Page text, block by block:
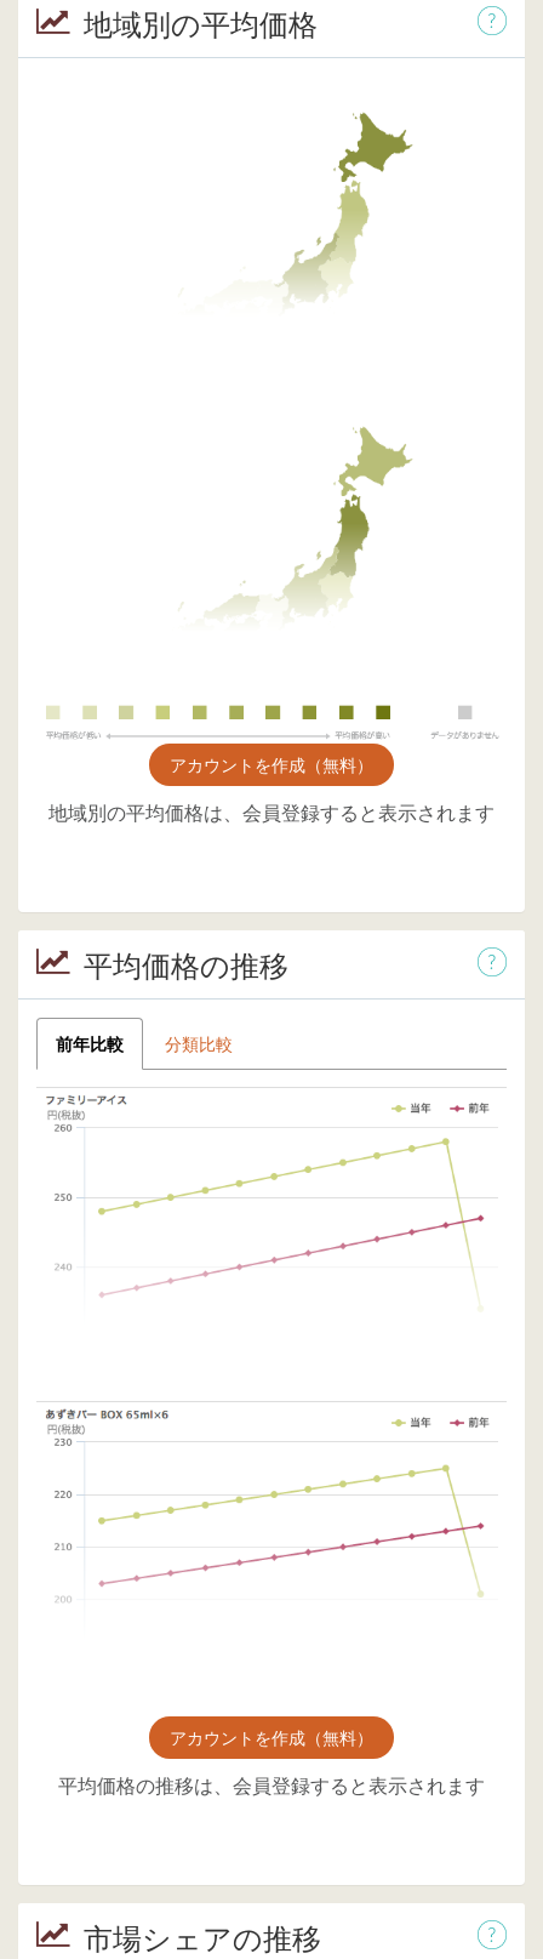
地域別の平均価格
アカウントを作成（無料）
地域別の平均価格は、会員登録すると表示されます
平均価格の推移
前年比較 分類比較
アカウントを作成（無料）
平均価格の推移は、会員登録すると表示されます
市場シェアの推移